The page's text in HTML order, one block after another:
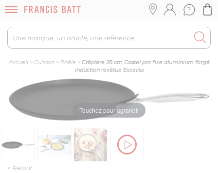
Accueil> Cuisson> Poêle > Crêpière 28 cm Castel pro fixe aluminium forgé
induction revêtue Exceliss
Touchez pour agrandir
< Retour